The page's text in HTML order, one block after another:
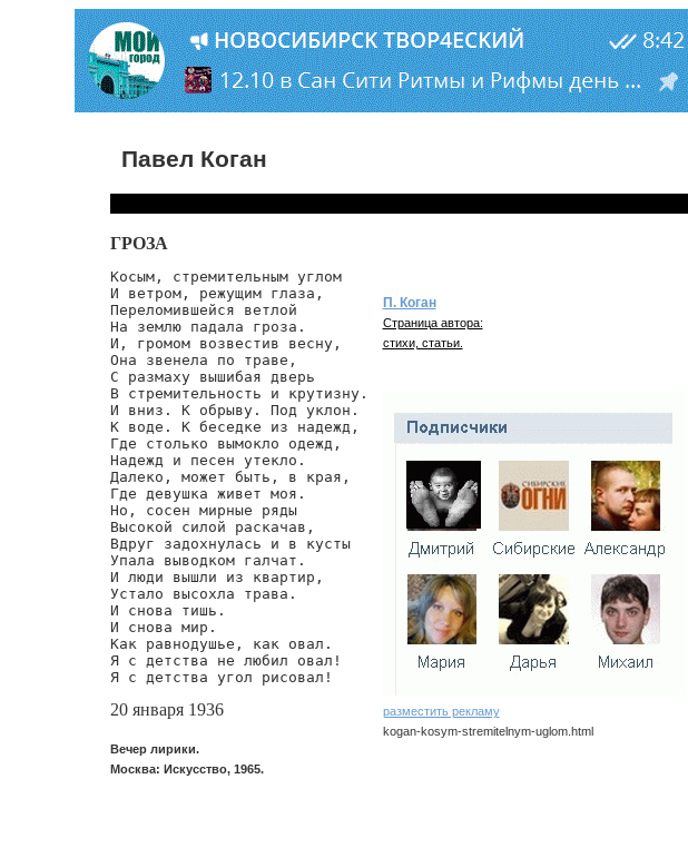
Павел Коган
ГРОЗА
Косым, стремительным углом
И ветром, режущим глаза,
Переломившейся ветлой
На землю падала гроза.
И, громом возвестив весну,
Она звенела по траве,
С размаху вышибая дверь
В стремительность и крутизну.
И вниз. К обрыву. Под уклон.
К воде. К беседке из надежд,
Где столько вымокло одежд,
Надежд и песен утекло.
Далеко, может быть, в края,
Где девушка живет моя.
Но, сосен мирные ряды
Высокой силой раскачав,
Вдруг задохнулась и в кусты
Упала выводком галчат.
И люди вышли из квартир,
Устало высохла трава.
И снова тишь.
И снова мир.
Как равнодушье, как овал.
Я с детства не любил овал!
Я с детства угол рисовал!
20 января 1936
Вечер лирики.
Москва: Искусство, 1965.
П. Коган
Страница автора:
стихи, статьи.
разместить рекламу
kogan-kosym-stremitelnym-uglom.html